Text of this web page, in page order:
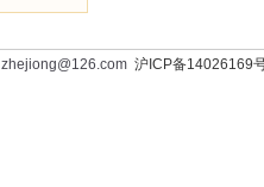
zhejiong@126.com沪ICP备14026169